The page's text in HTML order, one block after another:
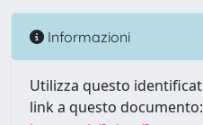
Informazioni
Utilizza questo
link a questo documento: